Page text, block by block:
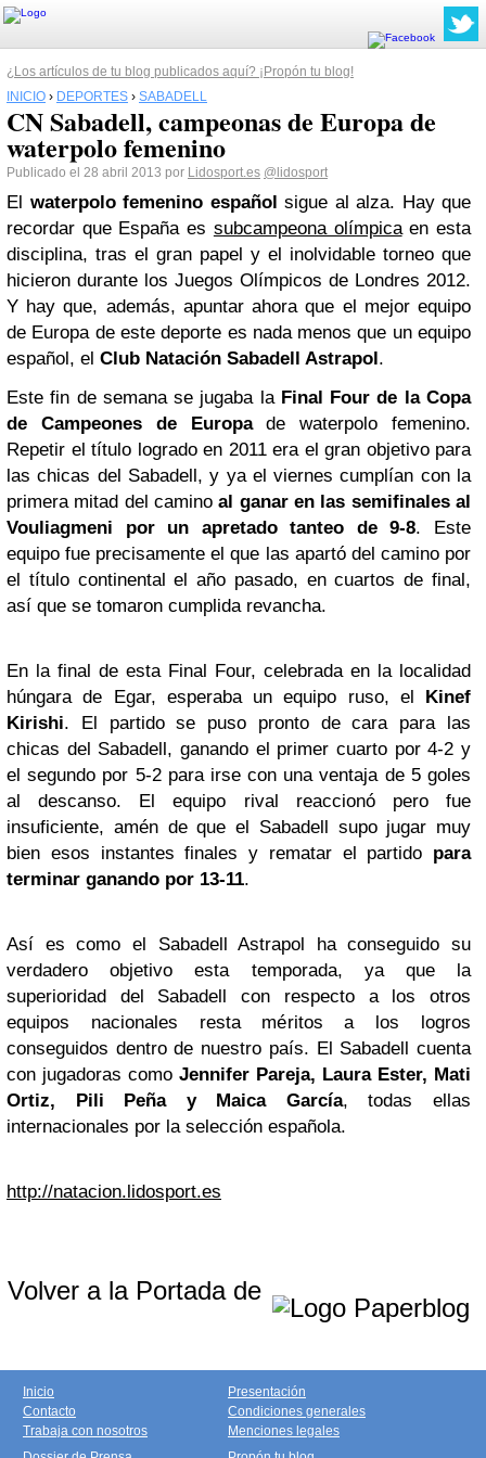
¿Los artículos de tu blog publicados aquí? ¡Propón tu blog!
INICIO › DEPORTES › SABADELL
CN Sabadell, campeonas de Europa de
waterpolo femenino
Publicado el 28 abril 2013 por Lidosport.es @lidosport
El waterpolo femenino español sigue al alza. Hay que
recordar que España es subcampeona olímpicaen esta
disciplina, tras el gran papel y el inolvidable torneo que
hicieron durante los Juegos Olímpicos de Londres 2012.
Y hay que, además, apuntar ahora que el mejor equipo
de Europa de este deporte es nada menos que un equipo
español, el Club Natación Sabadell Astrapol.
Este fin de semana se jugaba la Final Four de la Copa
de Campeones de Europade waterpolo femenino.
Repetir el título logrado en 2011 era el gran objetivo para
las chicas del Sabadell, y ya el viernes cumplían con la
primera mitad del caminoal ganar en las semifinales al
Vouliagmeni por un apretado tanteo de 9-8. Este
equipo fue precisamente el que las apartó del camino por
el título continental el año pasado, en cuartos de final,
así que se tomaron cumplida revancha.
En la final de esta Final Four, celebrada en la localidad
húngara de Egar, esperaba un equipo ruso, el Kinef
Kirishi. El partido se puso pronto de cara para las
chicas del Sabadell, ganando el primer cuarto por 4-2 y
el segundo por 5-2 para irse con una ventaja de 5 goles
al descanso. El equipo rival reaccionó pero fue
insuficiente, amén de que el Sabadell supo jugar muy
bien esos instantes finales y rematar el partido para
terminar ganando por 13-11.
Así es como el Sabadell Astrapol ha conseguido su
verdadero objetivo esta temporada, ya que la
superioridad del Sabadell con respecto a los otros
equipos nacionales resta méritos a los logros
conseguidos dentro de nuestro país. El Sabadell cuenta
con jugadoras como Jennifer Pareja, Laura Ester, Mati
Ortiz, Pili Peña y Maica García, todas ellas
internacionales por la selección española.
http://natacion.lidosport.es
Volver a la Portada de
Inicio
Contacto
Trabaja con nosotros
Presentación
Condiciones generales
Menciones legales